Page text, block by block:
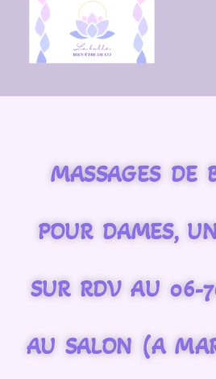
MASSAGES DE
POUR DAMES,
SUR RDV AU 06-
AU SALON (A